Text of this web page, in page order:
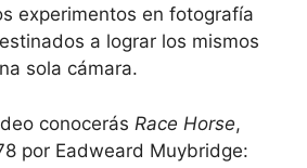
experimentos en fotografía
a lograr los mismos
sola cámara.
conocerás Race Horse,
por Eadweard Muybridge: